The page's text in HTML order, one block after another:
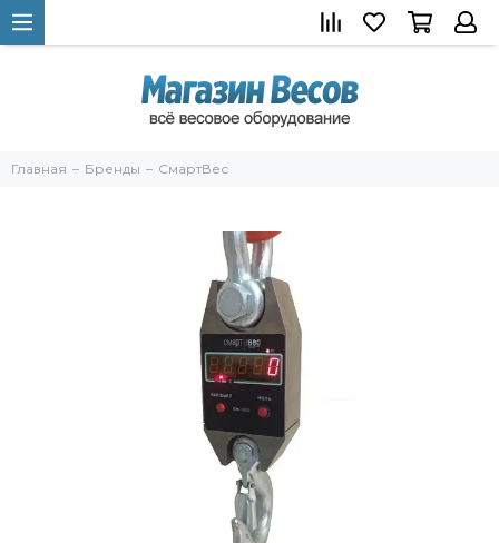
Главная Бренды СмартВес